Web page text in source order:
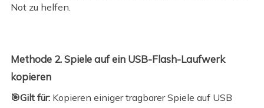
Not zu helfen.
Methode 2. Spiele auf ein USB-Flash-Laufwerk
kopieren
🎯Gilt für:Kopieren einiger tragbarer Spiele auf USB